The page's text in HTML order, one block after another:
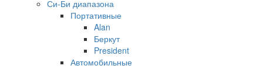
Си-Би диапазона
Портативные
Alan
Беркут
President
Автомобильные